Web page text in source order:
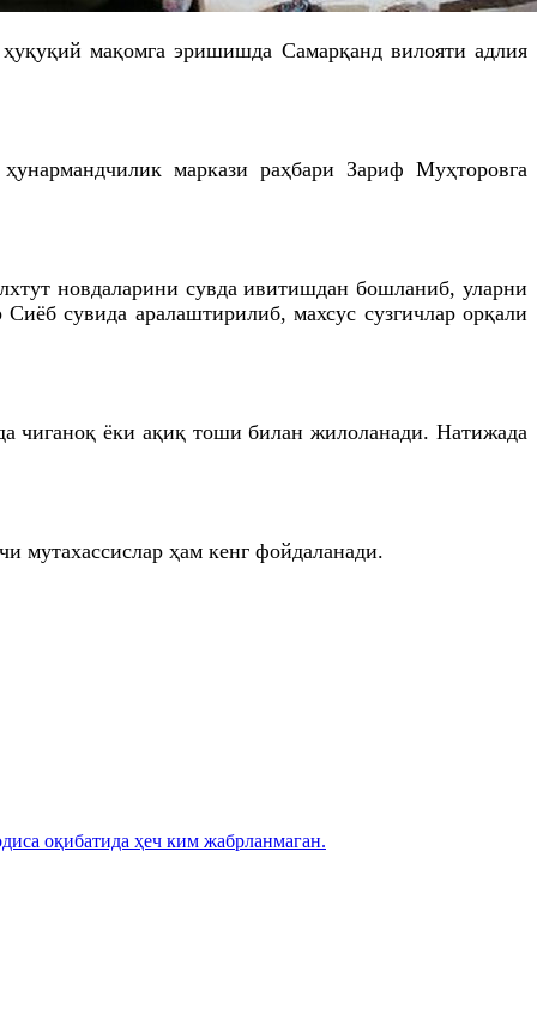
мақомга эришишда Самарқанд вилояти адлия
маркази раҳбари Зариф Муҳторовга
новдаларини сувда ивитишдан бошланиб, уларни
сувида аралаштирилиб, махсус сузгичлар орқали
чиганоқ ёки ақиқ тоши билан жилоланади. Натижада
мутахассислар ҳам кенг фойдаланади.
оқибатида ҳеч ким жабрланмаган.